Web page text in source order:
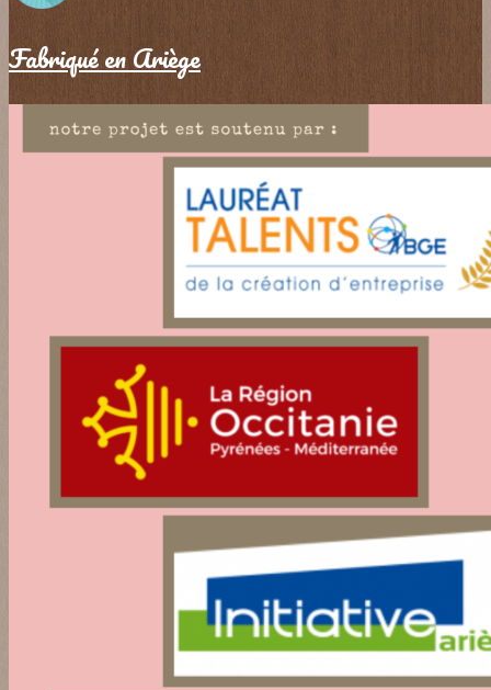
Fabriqué en Ariège